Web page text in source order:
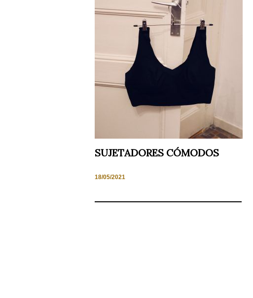
SUJETADORES CÓMODOS
18/05/2021